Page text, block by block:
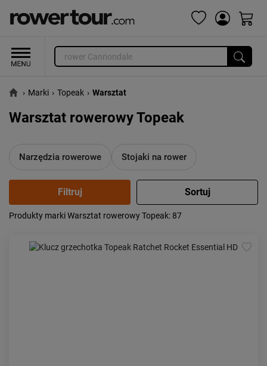
› Marki › Topeak › Warsztat
Warsztat rowerowy Topeak
Narzędzia rowerowe Stojaki na rower
Popularność:
od najwyższej
Produkty marki Warsztat rowerowy Topeak: 87